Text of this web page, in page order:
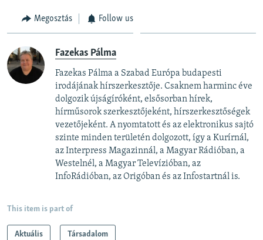
Megosztás Follow us
Fazekas Pálma
Fazekas Pálma a Szabad Európa budapesti
irodájának hírszerkesztője. Csaknem harminc éve
dolgozik újságíróként, elsősorban hírek,
hírműsorok szerkesztőjeként, hírszerkesztőségek
vezetőjeként. A nyomtatott és az elektronikus sajtó
szinte minden területén dolgozott, így a Kurírnál,
az Interpress Magazinnál, a Magyar Rádióban, a
Westelnél, a Magyar Televízióban, az
InfoRádióban, az Origóban és az Infostartnál is.
This item is part of
Aktuális Társadalom